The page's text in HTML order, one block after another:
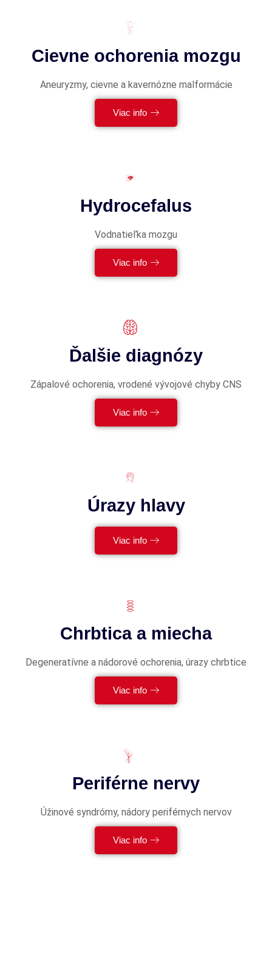
Cievne ochorenia mozgu
Aneuryzmy, cievne a kavernózne malformácie
Viac info
Hydrocefalus
Vodnatieľka mozgu
Viac info
Ďalšie diagnózy
Zápalové ochorenia, vrodené vývojové chyby CNS
Viac info
Úrazy hlavy
Viac info
Chrbtica a miecha
Degeneratívne a nádorové ochorenia, úrazy chrbtice
Viac info
Periférne nervy
Úžinové syndrómy, nádory periférnych nervov
Viac info